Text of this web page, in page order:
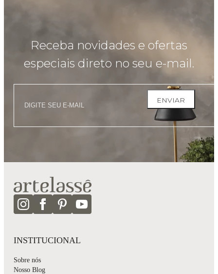
Receba novidades e ofertas
especiais direto no seu e-mail.
ENVIAR
INSTITUCIONAL
Sobre nós
Nosso Blog